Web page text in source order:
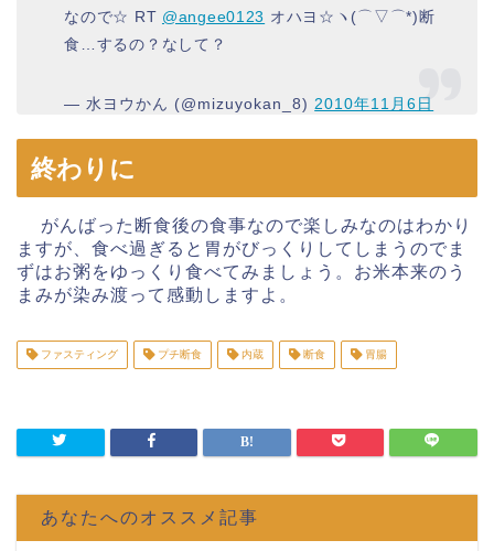
なので☆ RT @angee0123 オハヨ☆ヽ(⌒▽⌒*)断
食…するの？なして？
— 水ヨウかん (@mizuyokan_8) 2010年11月6日
終わりに
がんばった断食後の食事なので楽しみなのはわかり
ますが、食べ過ぎると胃がびっくりしてしまうのでま
ずはお粥をゆっくり食べてみましょう。お米本来のう
まみが染み渡って感動しますよ。
ファスティング プチ断食 内蔵 断食 胃腸
あなたへのオススメ記事